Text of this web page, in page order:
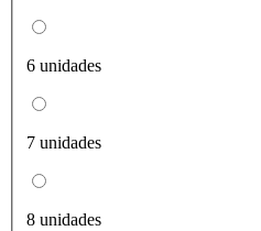
6 unidades
7 unidades
8 unidades